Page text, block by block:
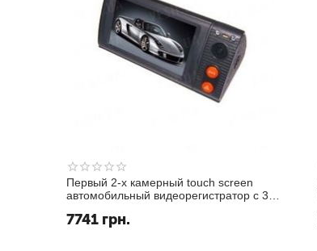
Первый 2-х камерный touch screen
автомобильный видеорегистратор с 3-
G-сенсором, поддержкой GPS, углом
7741 грн.